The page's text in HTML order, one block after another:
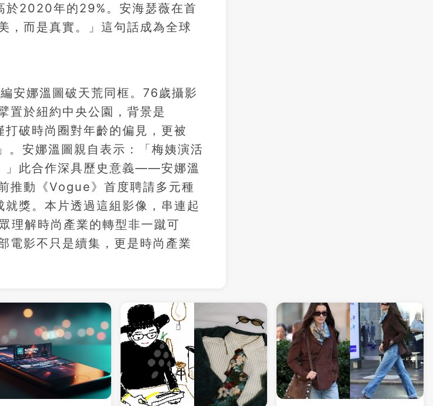
於2020年的29%。安海瑟薇在首
，而是真實。」這句話成為全球
安娜溫圖破天荒同框。76歲攝影
置於紐約中央公園，背景是
破時尚圈對年齡的偏見，更被
。安娜溫圖親自表示：「梅姨演活
」此合作深具歷史意義——安娜溫
推動《Vogue》首度聘請多元種
獎。本片透過這組影像，串連起
理解時尚產業的轉型非一蹴可
電影不只是續集，更是時尚產業